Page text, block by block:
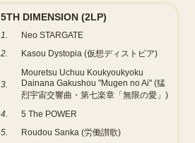
5TH DIMENSION (2LP)
1.
Neo STARGATE
2.
Kasou Dystopia (仮想ディストピア)
3.
Mouretsu Uchuu Koukyoukyoku
Dainana Gakushou "Mugen no Ai" (猛
烈宇宙交響曲・第七楽章「無限の愛」)
4.
5 The POWER
5.
Roudou Sanka (労働讃歌)